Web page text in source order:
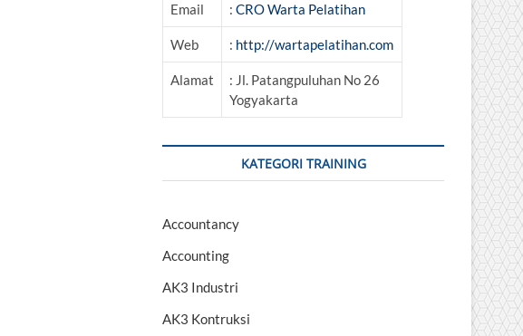
Email : CRO Warta Pelatihan
Web : http://wartapelatihan.com
Alamat
: Jl. Patangpuluhan No 26
Yogyakarta
KATEGORI TRAINING
Accountancy
Accounting
AK3 Industri
AK3 Kontruksi